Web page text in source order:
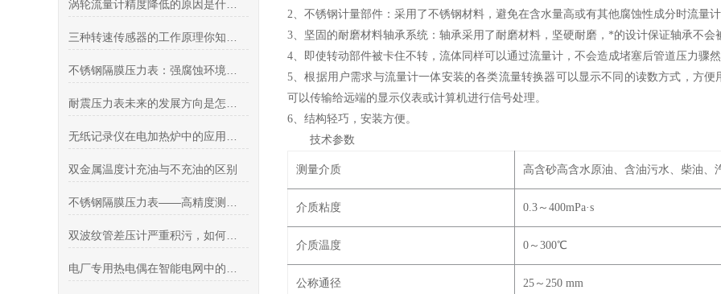
双金属温度计充油与不充油的区别
2、不锈钢计量部件：采用了不锈钢材料，避免在含水量高或有其他腐蚀性成分时流量
3、坚固的耐磨材料轴承系统：轴承采用了耐磨材料，坚硬耐磨，*的设计保证轴承不会
4、即使转动部件被卡住不转，流体同样可以通过流量计，不会造成堵塞后管道压力骤
5、根据用户需求与流量计一体安装的各类流量转换器可以显示不同的读数方式，方
可以传输给远端的显示仪表或计算机进行信号处理。
6、结构轻巧，安装方便。
技术参数
测量介质 高含砂高含水原油、含油污水、柴油、
介质粘度 0.3 ～400mPa·s
介质温度 0 ～300℃
公称通径 25 ～250 mm